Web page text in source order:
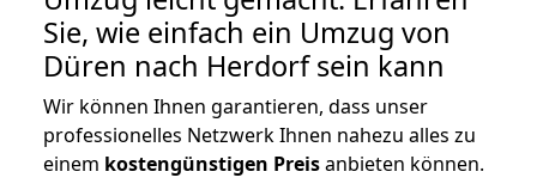
Sie, wie einfach ein Umzug von
Düren nach Herdorf sein kann
Wir können Ihnen garantieren, dass unser
professionelles Netzwerk Ihnen nahezu alles zu
einem kostengünstigen Preisanbieten können.